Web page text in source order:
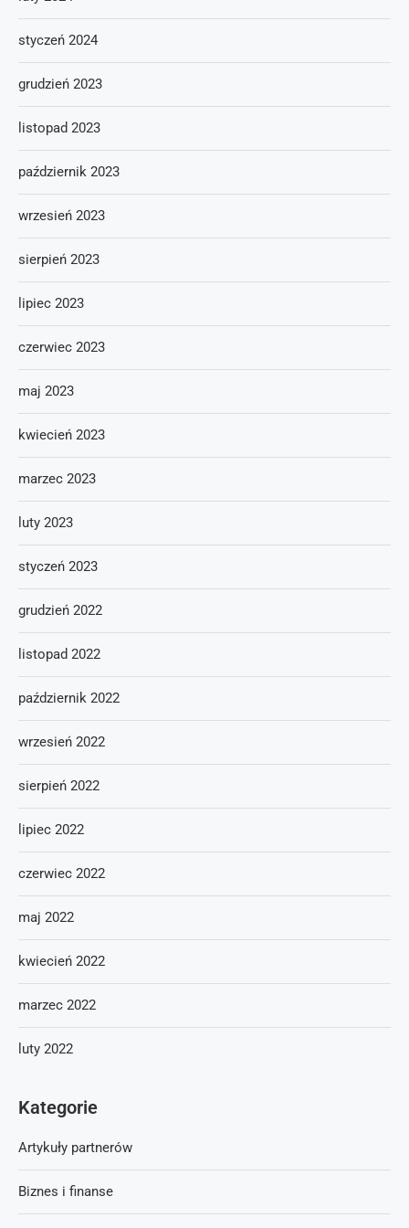
styczeń 2024
grudzień 2023
listopad 2023
październik 2023
wrzesień 2023
sierpień 2023
lipiec 2023
czerwiec 2023
maj 2023
kwiecień 2023
marzec 2023
luty 2023
styczeń 2023
grudzień 2022
listopad 2022
październik 2022
wrzesień 2022
sierpień 2022
lipiec 2022
czerwiec 2022
maj 2022
kwiecień 2022
marzec 2022
luty 2022
Kategorie
Artykuły partnerów
Biznes i finanse